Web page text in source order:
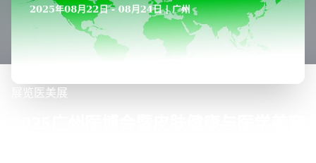
展览医美展